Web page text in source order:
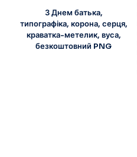
З Днем батька,
типографіка, корона, серця,
краватка-метелик, вуса,
безкоштовний PNG